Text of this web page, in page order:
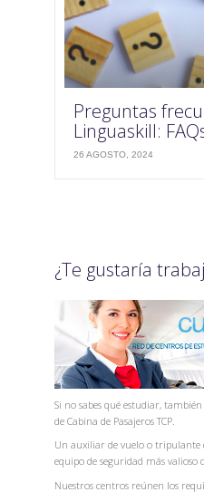
Preguntas
Linguaskill:
26 AGOSTO, 2024
¿Te gustaría
Si no sabes qué estudiar,
de Cabina de Pasajeros TCP.
Un auxiliar de vuelo o tripulante
equipo de seguridad más valioso
Nuestros centros reúnen los